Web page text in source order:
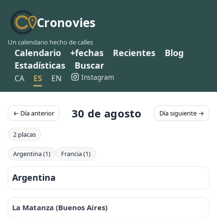
Cronovies
Un calendario hecho de calles
Calendario +fechas Recientes
Blog
Estadísticas
Buscar
CA ES EN Instagram
← Día anterior 30 de agosto Día siguiente →
2 placas
Argentina (1) Francia (1)
Argentina
La Matanza (Buenos Aires)